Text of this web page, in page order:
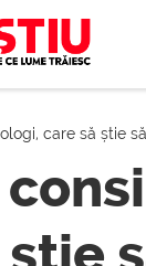
care să știe